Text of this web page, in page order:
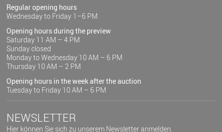
Regular opening hours
Wednesday to Friday 1–6 PM
Opening hours during the preview
Saturday 11 AM – 4 PM
Sunday closed
Monday to Wednesday 10 AM – 6 PM
Thursday 10 AM – 2 PM
Opening hours in the week after the auction
Tuesday to Friday 10 AM – 6 PM
NEWSLETTER
Hier können Sie sich zu unserem Newsletter anmelden.